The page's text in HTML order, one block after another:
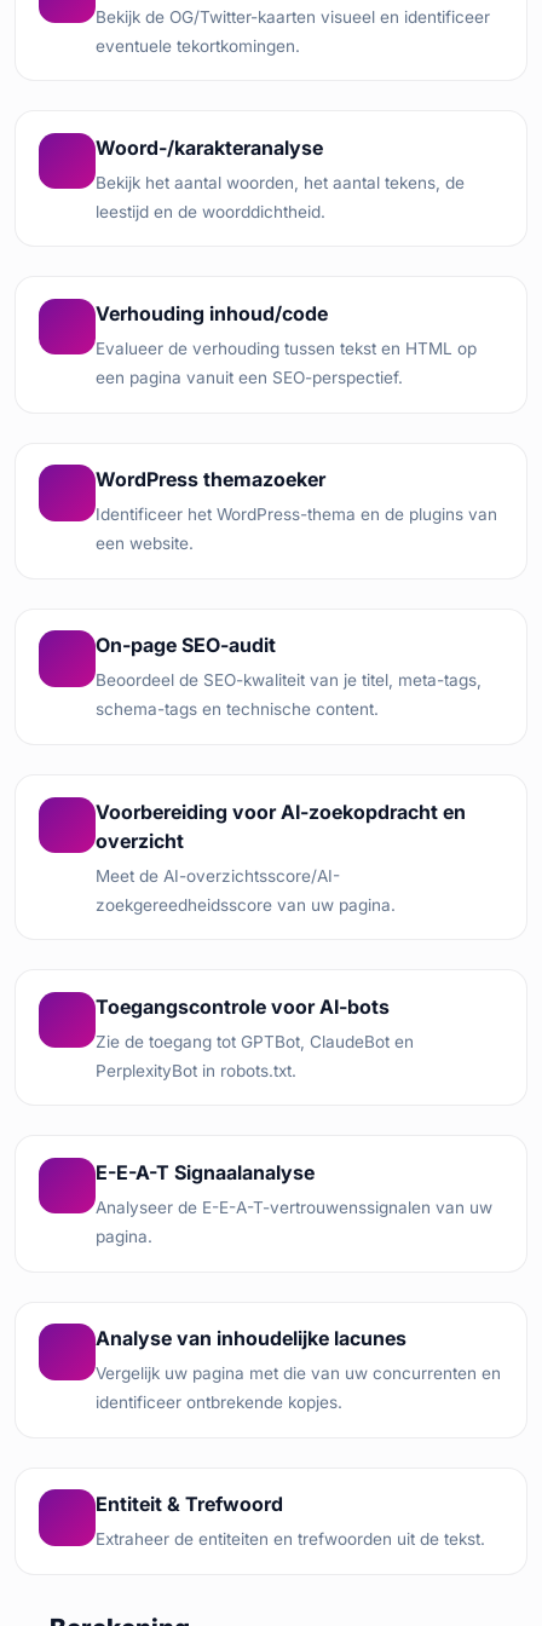
Bekijk de OG/Twitter-kaarten visueel en identificeer
eventuele tekortkomingen.
Woord-/karakteranalyse
Bekijk het aantal woorden, het aantal tekens, de
leestijd en de woorddichtheid.
Verhouding inhoud/code
Evalueer de verhouding tussen tekst en HTML op
een pagina vanuit een SEO-perspectief.
WordPress themazoeker
Identificeer het WordPress-thema en de plugins van
een website.
On-page SEO-audit
Beoordeel de SEO-kwaliteit van je titel, meta-tags,
schema-tags en technische content.
Voorbereiding voor AI-zoekopdracht en
overzicht
Meet de AI-overzichtsscore/AI-
zoekgereedheidsscore van uw pagina.
Toegangscontrole voor AI-bots
Zie de toegang tot GPTBot, ClaudeBot en
PerplexityBot in robots.txt.
E-E-A-T Signaalanalyse
Analyseer de E-E-A-T-vertrouwenssignalen van uw
pagina.
Analyse van inhoudelijke lacunes
Vergelijk uw pagina met die van uw concurrenten en
identificeer ontbrekende kopjes.
Entiteit & Trefwoord
Extraheer de entiteiten en trefwoorden uit de tekst.